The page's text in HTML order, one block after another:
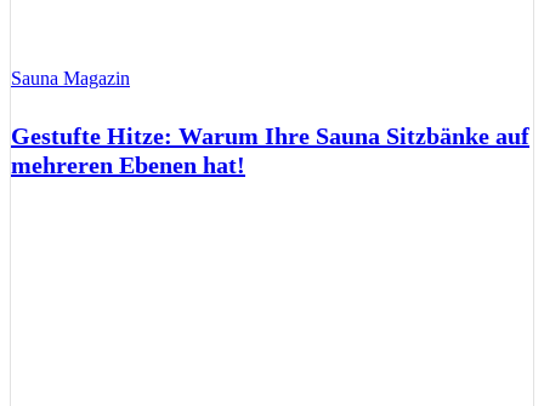
Sauna Magazin
Gestufte Hitze: Warum Ihre Sauna Sitzbänke auf
mehreren Ebenen hat!